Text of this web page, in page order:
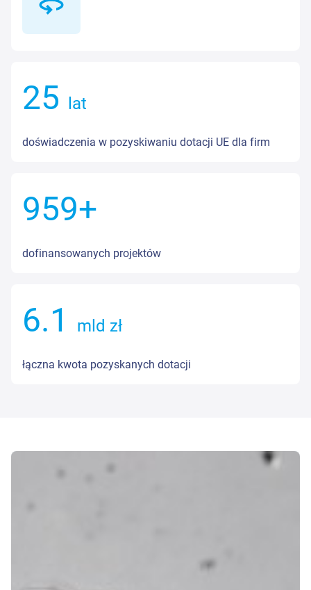
26 lat
doświadczenia w pozyskiwaniu dotacji UE dla firm
998+
dofinansowanych projektów
6.2 mld zł
łączna kwota pozyskanych dotacji